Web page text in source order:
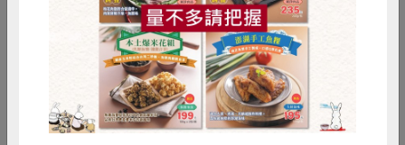
雞蛋 食安 共同購買